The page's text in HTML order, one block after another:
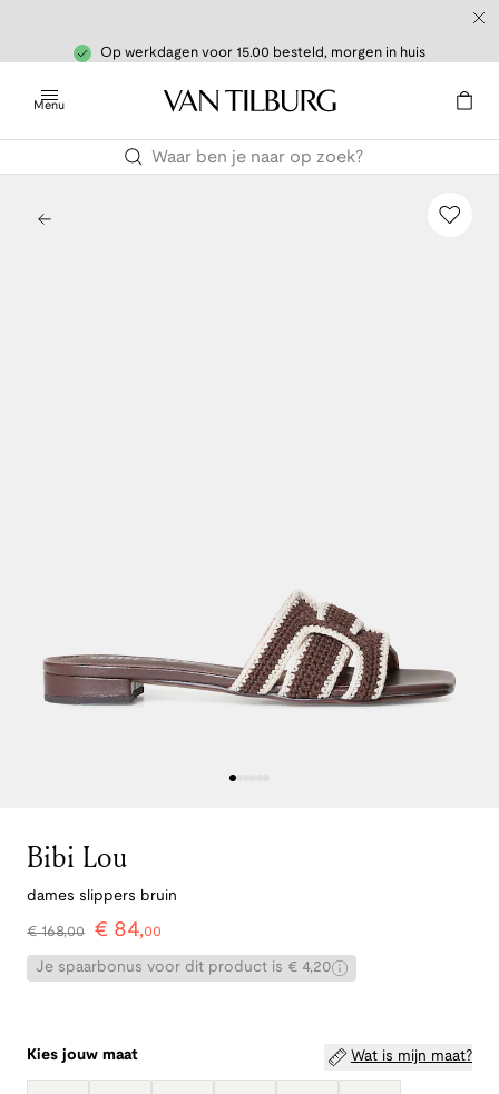
Op werkdagen voor 15.00 besteld, morgen in huis
Menu
Bibi Lou
dames slippers bruin
€168,00 € 84,00
Je spaarbonus voor dit product is € 4,20
Kies jouw maat Wat is mijn maat?